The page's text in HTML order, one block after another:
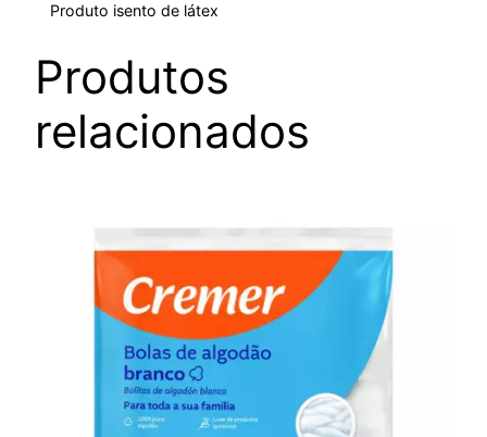
Produto isento de látex
Produtos
relacionados